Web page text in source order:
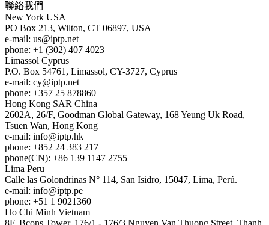
聯絡我們
New York USA
PO Box 213, Wilton, CT 06897, USA
e-mail: us
iptp.net
phone: +1 (302) 407 4023
Limassol Cyprus
P.O. Box 54761, Limassol, CY-3727, Cyprus
e-mail: cy
iptp.net
phone: +357 25 878860
Hong Kong SAR China
2602A, 26/F, Goodman Global Gateway, 168 Yeung Uk Road,
Tsuen Wan, Hong Kong
e-mail: info
iptp.hk
phone: +852 24 383 217
phone(CN): +86 139 1147 2755
Lima Peru
Calle las Golondrinas N° 114, San Isidro, 15047, Lima, Perú.
e-mail: info
iptp.pe
phone: +51 1 9021360
Ho Chi Minh Vietnam